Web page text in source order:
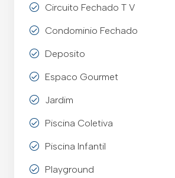
Circuito Fechado T V
Condominio Fechado
Deposito
Espaco Gourmet
Jardim
Piscina Coletiva
Piscina Infantil
Playground